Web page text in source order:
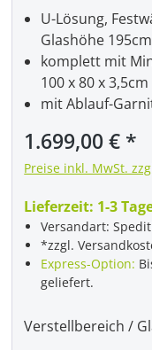
1.699,00 €
Preise inkl. MwSt.
Lieferzeit: 1-3
Versandart:
*zzgl.
Express-Option:
geliefert.
U-Lösung,
Glashöhe 195cm
komplett mit
100 x 80 x 3,5cm
mit Ablauf-
Verstellbereich /